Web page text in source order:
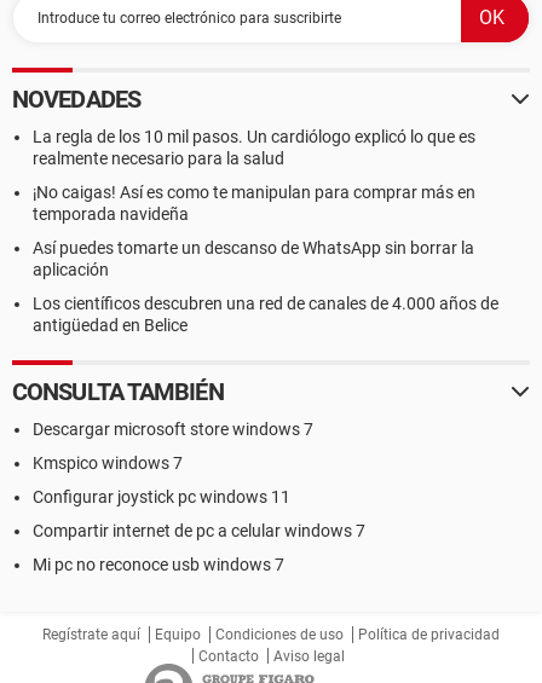
NOVEDADES
La regla de los 10 mil pasos. Un cardiólogo explicó lo que es
realmente necesario para la salud
¡No caigas! Así es como te manipulan para comprar más en
temporada navideña
Así puedes tomarte un descanso de WhatsApp sin borrar la
aplicación
Los científicos descubren una red de canales de 4.000 años de
antigüedad en Belice
CONSULTA TAMBIÉN
Descargar microsoft store windows 7
Kmspico windows 7
Configurar joystick pc windows 11
Compartir internet de pc a celular windows 7
Mi pc no reconoce usb windows 7
Regístrate aquí Equipo Condiciones de uso
Política de privacidad
Contacto
Aviso legal